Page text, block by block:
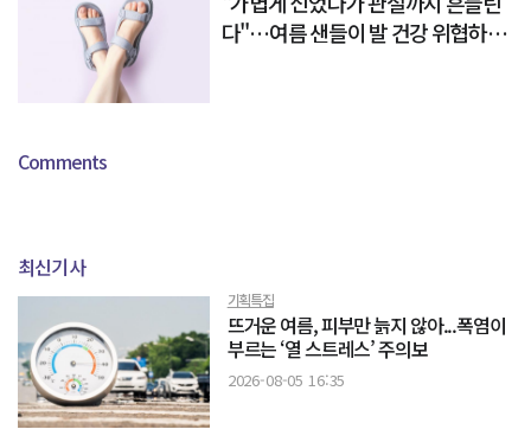
다"…여름 샌들이 발 건강 위협하는
Comments
최신기사
기획특집
뜨거운 여름, 피부만 늙지 않아...폭염이
부르는 ‘열 스트레스’ 주의보
2026-08-05 16:35